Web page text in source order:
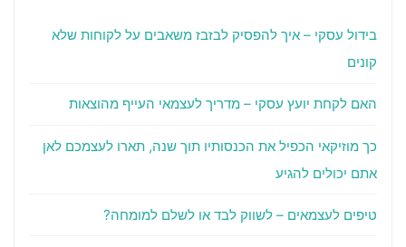
בידול עסקי – איך להפסיק לבזבז משאבים על לקוחות שלא
קונים
האם לקחת יועץ עסקי – מדריך לעצמאי העייף מהוצאות
כך מוזיקאי הכפיל את הכנסותיו תוך שנה, תארו לעצמכם לאן
אתם יכולים להגיע
טיפים לעצמאים – לשווק לבד או לשלם למומחה?